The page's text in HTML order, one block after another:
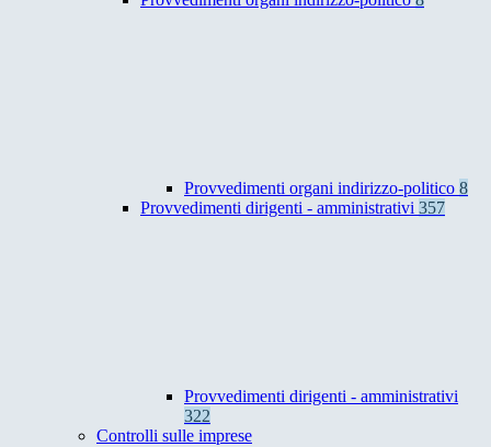
Provvedimenti organi indirizzo-politico 8
Provvedimenti dirigenti - amministrativi 357
Provvedimenti dirigenti - amministrativi
322
Controlli sulle imprese